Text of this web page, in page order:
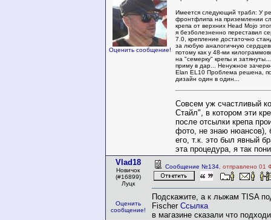
Оценить сообщение!
Имеется следующий трабл: У
фронтфлипа на приземлении
крепа от верхних Head Mojo
я безболезненно переставил
7.0, крепление достаточно
за любую аналогичную
потому как у 48-ми
на "семерку" крепы и
приму в дар... Ненужное
Elan EL10 Проблема решена,
дизайн один в один...
Совсем уж счастливый
Стайл", в котором эти
после отсылки крепа
фото, не знаю нюансов),
его, т.к. это был явный
эта процедура, я так
Vlad18
Новичок
(#16899)
Луцк
Оценить
сообщение!
Сообщение №134 , отправлено 01
Подскажите, а к лыжам TISA
Fischer Ссылка
в магазине сказали что